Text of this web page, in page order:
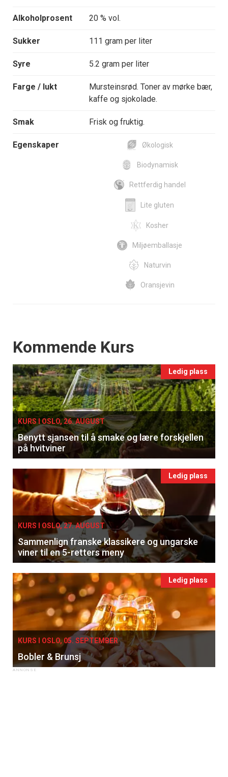
Alkoholprosent 20 % vol.
Sukker 111 gram per liter
Syre 5.2 gram per liter
Farge / lukt
Mursteinsrød. Toner av mørke bær,
kaffe og sjokolade.
Smak Frisk og fruktig.
Egenskaper Økologisk
Biodynamisk
Rettferdig handel
Lite gluten
Kosher
Miljøemballasje
Naturvin
Oransjevin
Events
Kommende Kurs
Ledig plass
KURS I OSLO, 26. AUGUST
Benytt sjansen til å smake og lære forskjellen
på hvitviner
Ledig plass
KURS I OSLO, 27. AUGUST
Sammenlign franske klassikere og ungarske
viner til en 5-retters meny
Ledig plass
KURS I OSLO, 05. SEPTEMBER
Bobler & Brunsj